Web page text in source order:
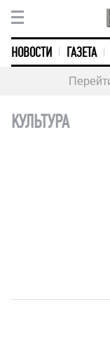
НОВОСТИ ГАЗЕТА
КУЛЬТУРА